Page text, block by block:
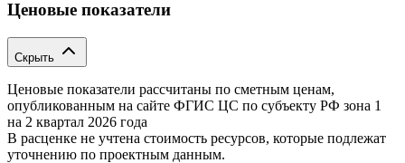
Ценовые показатели
Скрыть
Ценовые показатели рассчитаны по сметным ценам,
опубликованным на сайте ФГИС ЦС по субъекту РФ зона 1
на 2 квартал 2026 года
В расценке не учтена стоимость ресурсов, которые подлежат
уточнению по проектным данным.